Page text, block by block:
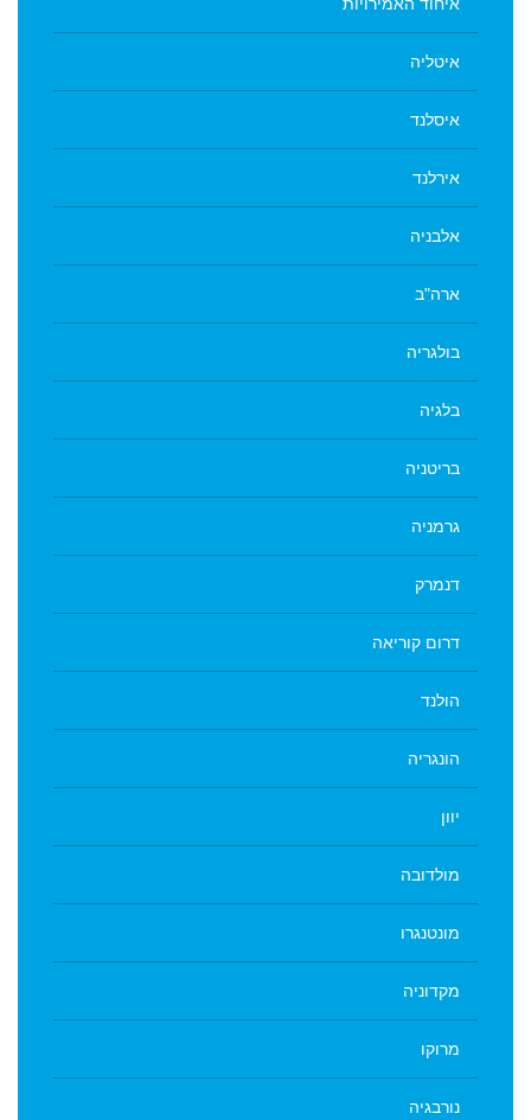
איטליה
איסלנד
אירלנד
אלבניה
ארה"ב
בולגריה
בלגיה
בריטניה
גרמניה
דנמרק
דרום קוריאה
הולנד
הונגריה
יוון
מולדובה
מונטנגרו
מקדוניה
מרוקו
נורבגיה